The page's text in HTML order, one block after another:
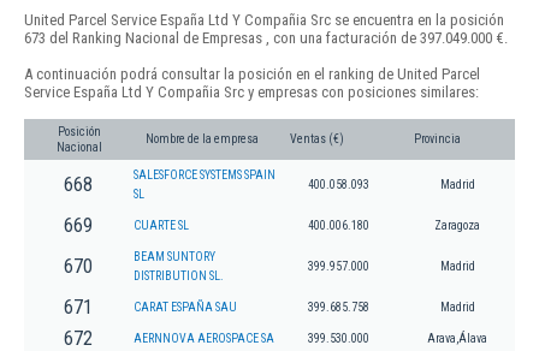
United Parcel Service España Ltd Y Compañia Src se encuentra en la posición
673 del Ranking Nacional de Empresas , con una facturación de 397.049.000 €.
A continuación podrá consultar la posición en el ranking de United Parcel
Service España Ltd Y Compañia Src y empresas con posiciones similares:
Posición
Nacional
Nombre de la empresa Ventas (€) Provincia
668
SALESFORCE SYSTEMS SPAIN
SL
400.058.093 Madrid
669 CUARTE SL 400.006.180 Zaragoza
670
BEAM SUNTORY
DISTRIBUTION SL.
399.957.000 Madrid
671 CARAT ESPAÑA SAU 399.685.758 Madrid
672 AERNNOVA AEROSPACE SA 399.530.000 Arava,Álava